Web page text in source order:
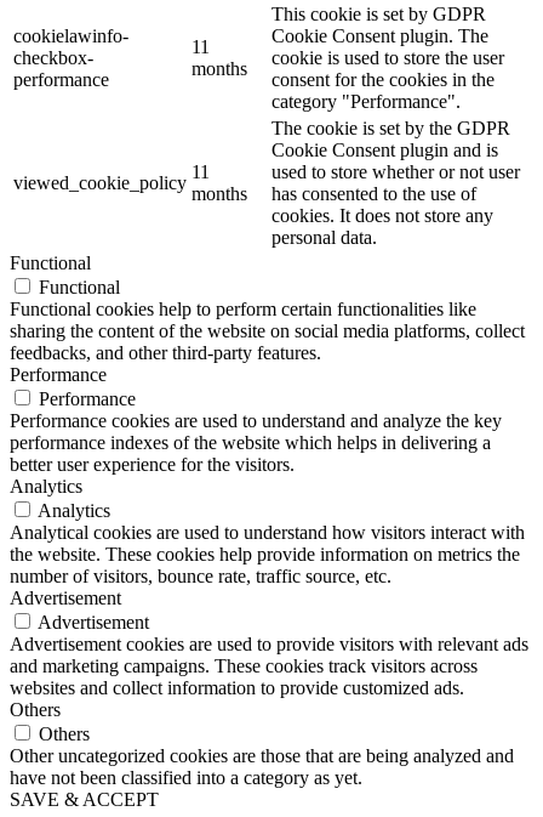
cookielawinfo-
checkbox-
performance
11
months
This cookie is set by GDPR
Cookie Consent plugin. The
cookie is used to store the user
consent for the cookies in the
category "Performance".
viewed_cookie_policy
11
months
The cookie is set by the GDPR
Cookie Consent plugin and is
used to store whether or not user
has consented to the use of
cookies. It does not store any
personal data.
Functional
Functional
Functional cookies help to perform certain functionalities like
sharing the content of the website on social media platforms, collect
feedbacks, and other third-party features.
Performance
Performance
Performance cookies are used to understand and analyze the key
performance indexes of the website which helps in delivering a
better user experience for the visitors.
Analytics
Analytics
Analytical cookies are used to understand how visitors interact with
the website. These cookies help provide information on metrics the
number of visitors, bounce rate, traffic source, etc.
Advertisement
Advertisement
Advertisement cookies are used to provide visitors with relevant ads
and marketing campaigns. These cookies track visitors across
websites and collect information to provide customized ads.
Others
Others
Other uncategorized cookies are those that are being analyzed and
have not been classified into a category as yet.
SAVE & ACCEPT